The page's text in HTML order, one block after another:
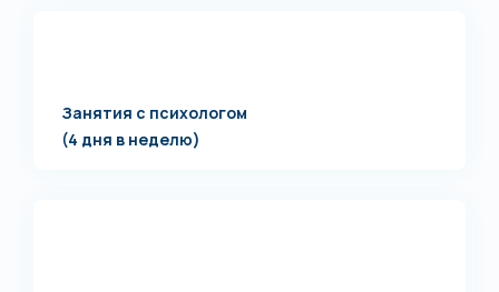
Занятия с психологом
(4 дня в неделю)